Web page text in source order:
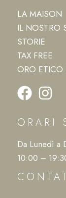
LA MAISON
IL NOSTRO
STORIE
TAX FREE
ORO ETICO
ORARI
Da Lunedì a
10:00 –